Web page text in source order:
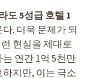
도 5성급 호텔 1
. 더욱 문제가 되
현실을 제대로
연간 1억 5천만
지만, 이는 극소